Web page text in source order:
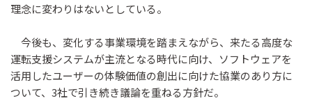
理念に変わりはないとしている。
今後も、変化する事業環境を踏まえながら、来たる高度な
運転支援システムが主流となる時代に向け、ソフトウェアを
活用したユーザーの体験価値の創出に向けた協業のあり方に
ついて、3社で引き続き議論を重ねる方針だ。